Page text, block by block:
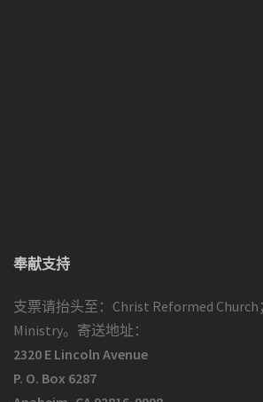
奉献支持
支票请抬头至：Christ Reformed Church
Ministry。寄送地址：
2320 E Lincoln Avenue
P. O. Box 6287